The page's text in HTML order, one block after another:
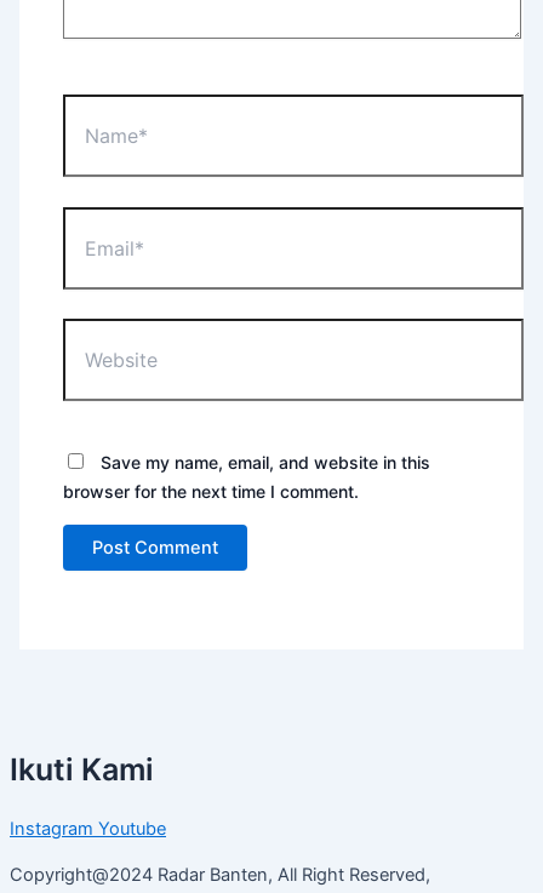
Save my name, email, and website in this
browser for the next time I comment.
Ikuti Kami
Instagram Youtube
Copyright@2024 Radar Banten, All Right Reserved,